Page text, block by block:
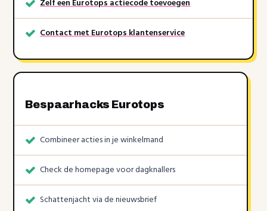
Zelf een Eurotops actiecode toevoegen
Contact met Eurotops klantenservice
Bespaarhacks Eurotops
Combineer acties in je winkelmand
Check de homepage voor dagknallers
Schattenjacht via de nieuwsbrief